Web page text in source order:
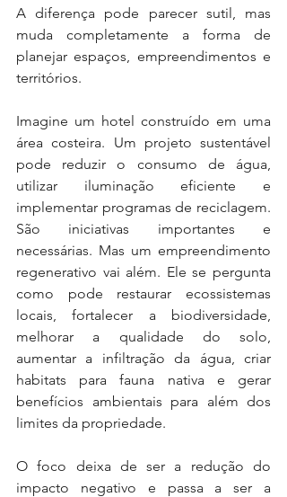
A diferença pode parecer sutil, mas
muda completamente a forma de
planejar espaços, empreendimentos e
territórios.
Imagine um hotel construído em uma
área costeira. Um projeto sustentável
pode reduzir o consumo de água,
utilizar iluminação eficiente e
implementar programas de reciclagem.
São iniciativas importantes e
necessárias. Mas um empreendimento
regenerativo vai além. Ele se pergunta
como pode restaurar ecossistemas
locais, fortalecer a biodiversidade,
melhorar a qualidade do solo,
aumentar a infiltração da água, criar
habitats para fauna nativa e gerar
benefícios ambientais para além dos
limites da propriedade.
O foco deixa de ser a redução do
impacto negativo e passa a ser a